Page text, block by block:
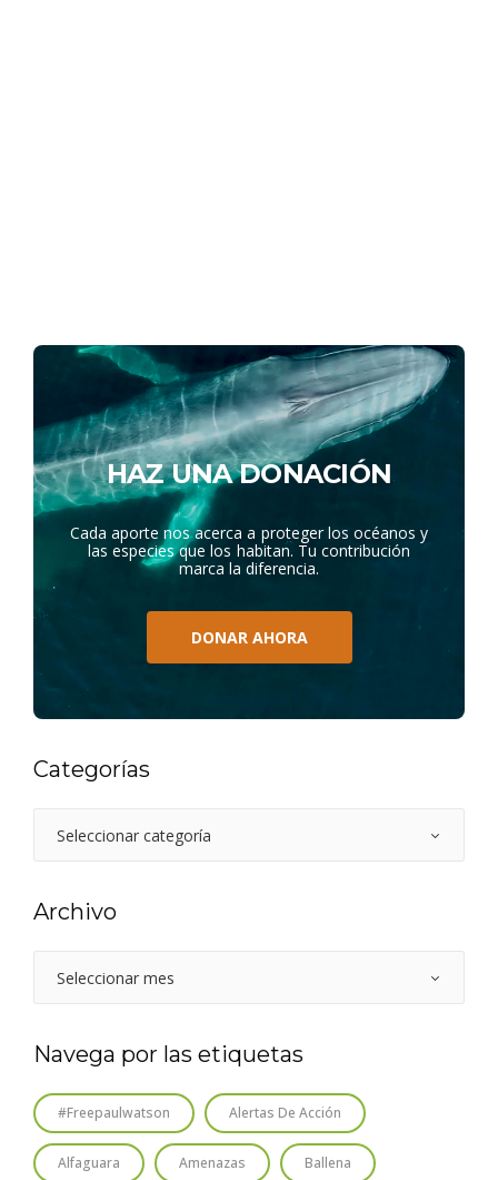
HAZ UNA DONACIÓN
Cada aporte nos acerca a proteger los océanos y
las especies que los habitan. Tu contribución
marca la diferencia.
DONAR AHORA
Categorías
Archivo
Navega por las etiquetas
#freepaulwatson Alertas De Acción
Alfaguara Amenazas Ballena